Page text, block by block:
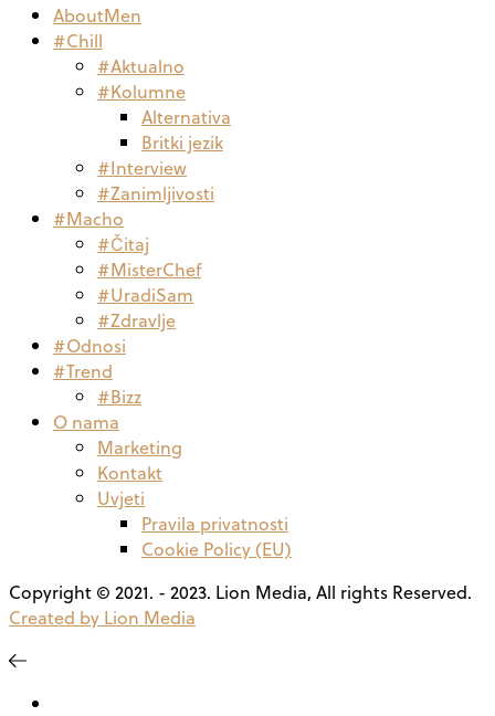
AboutMen
#Chill
#Aktualno
#Kolumne
Alternativa
Britki jezik
#Interview
#Zanimljivosti
#Macho
#Čitaj
#MisterChef
#UradiSam
#Zdravlje
#Odnosi
#Trend
#Bizz
O nama
Marketing
Kontakt
Uvjeti
Pravila privatnosti
Cookie Policy (EU)
Copyright © 2021. - 2023. Lion Media, All rights Reserved.
Created by Lion Media